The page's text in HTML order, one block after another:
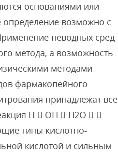
основаниями или
определение возможно с
неводных сред
метода, а возможность
методами
фармакопейного
принадлежат все
H  OH  H2O  
типы кислотно-
кислотой и сильным